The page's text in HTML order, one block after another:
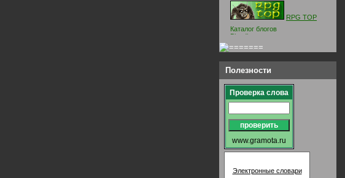
RPG TOP
Полезности
Проверка слова
www.gramota.ru
Электронные словари